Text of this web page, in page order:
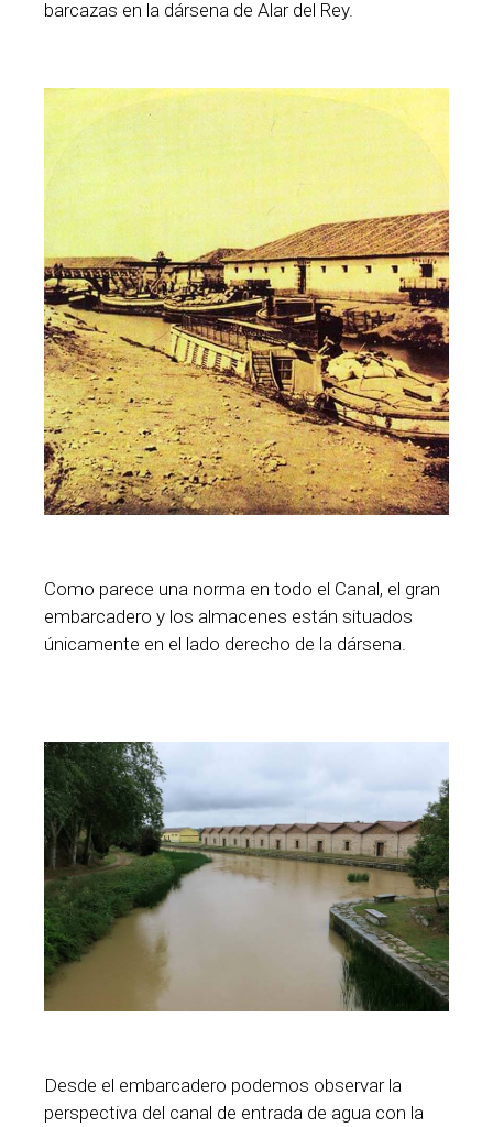
barcazas en la dársena de Alar del Rey.
Como parece una norma en todo el Canal, el gran
embarcadero y los almacenes están situados
únicamente en el lado derecho de la dársena.
Desde el embarcadero podemos observar la
perspectiva del canal de entrada de agua con la